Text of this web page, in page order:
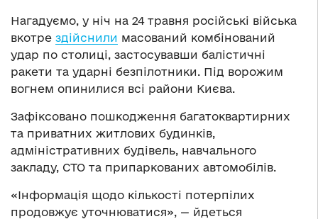
Нагадуємо, у ніч на 24 травня російські війська
вкотре здійснили масований комбінований
удар по столиці, застосувавши балістичні
ракети та ударні безпілотники. Під ворожим
вогнем опинилися всі райони Києва.
Зафіксовано пошкодження багатоквартирних
та приватних житлових будинків,
адміністративних будівель, навчального
закладу, СТО та припаркованих автомобілів.
«Інформація щодо кількості потерпілих
продовжує уточнюватися», — йдеться